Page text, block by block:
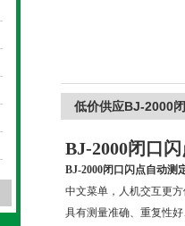
低价供应BJ-2000
BJ-2000闭口
BJ-2000闭口闪点自动测
中文菜单，人机交互更
具有测量准确、重复性